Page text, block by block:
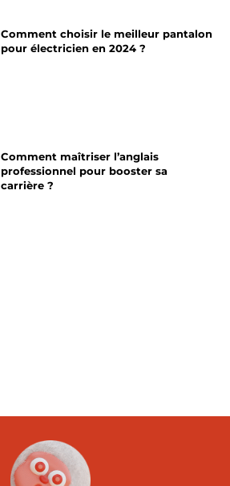
Comment choisir le meilleur pantalon
pour électricien en 2024 ?
Comment maîtriser l’anglais
professionnel pour booster sa
carrière ?